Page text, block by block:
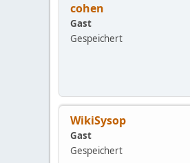
cohen
Gast
Gespeichert
WikiSysop
Gast
Gespeichert